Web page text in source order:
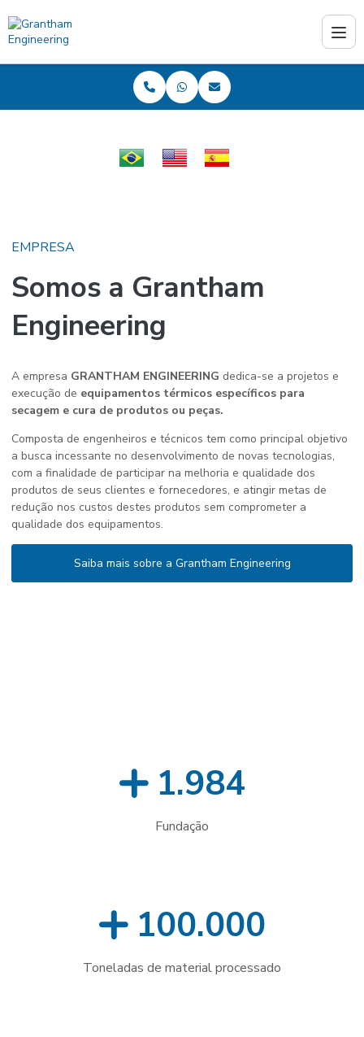
PT EN ES
Somos a Grantham
Engineering
EMPRESA
A empresa GRANTHAM ENGINEERING dedica-se a projetos e
execução de equipamentos térmicos específicos para
secagem e cura de produtos ou peças.
Composta de engenheiros e técnicos tem como principal objetivo
a busca incessante no desenvolvimento de novas tecnologias,
com a finalidade de participar na melhoria e qualidade dos
produtos de seus clientes e fornecedores, e atingir metas de
redução nos custos destes produtos sem comprometer a
qualidade dos equipamentos.
Saiba mais sobre a Grantham Engineering
1.984
Fundação
100.000
Toneladas de material processado